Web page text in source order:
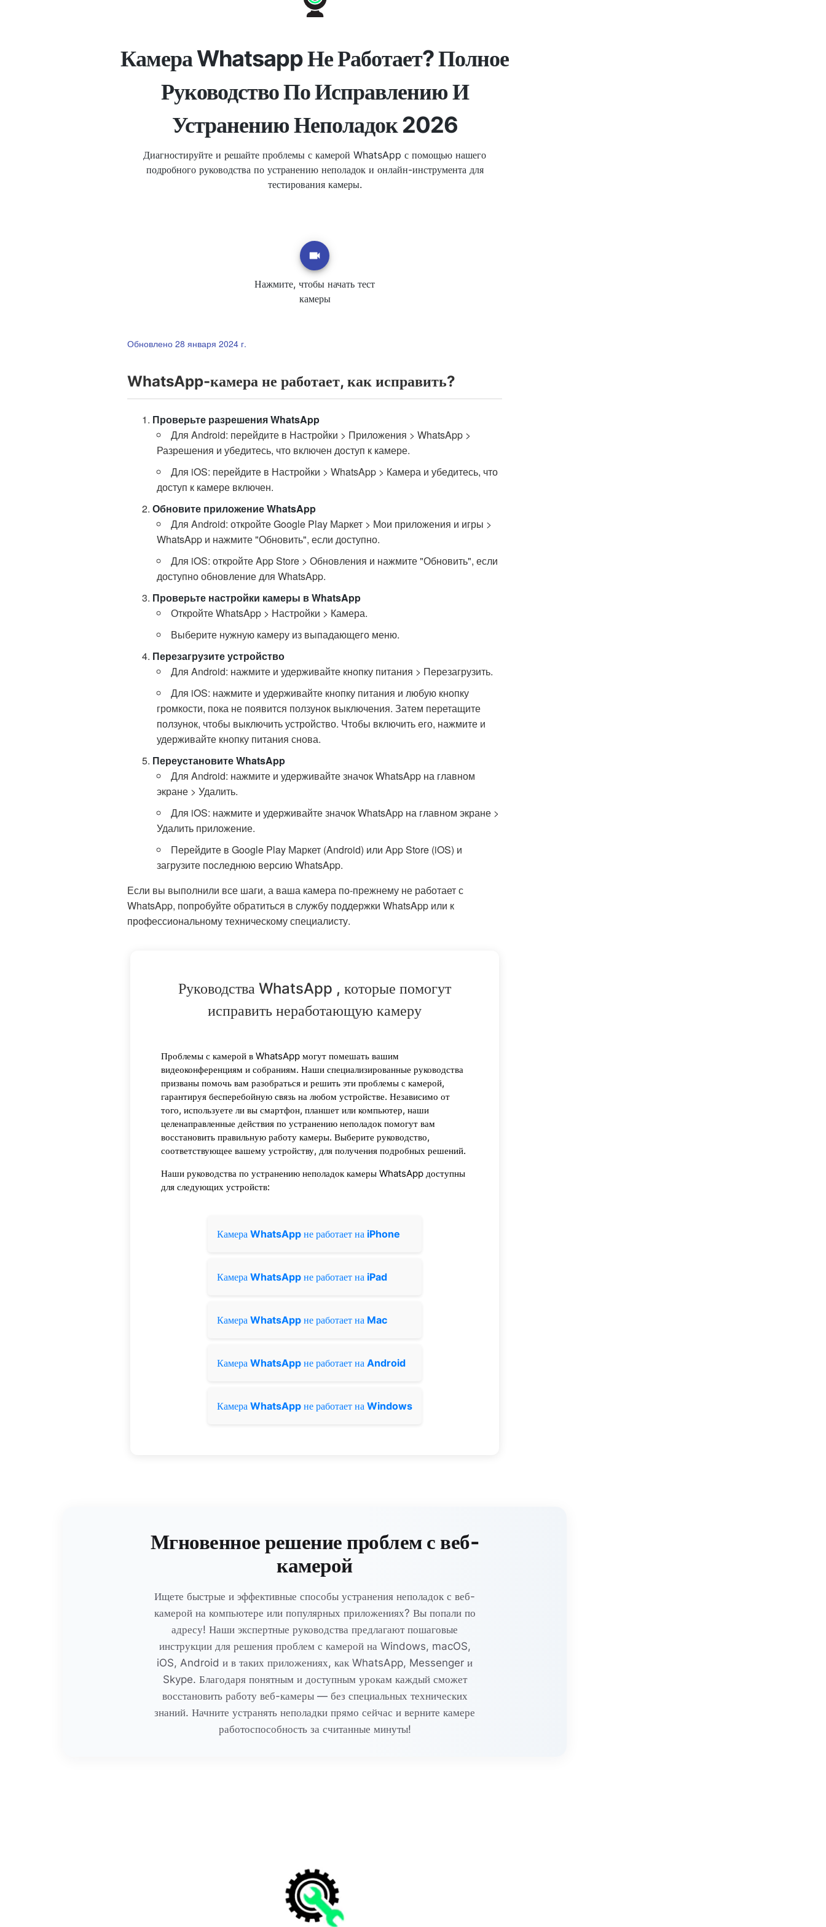
Камера Whatsapp Не Работает? Полное
Руководство По Исправлению И
Устранению Неполадок 2026
Диагностируйте и решайте проблемы с камерой WhatsApp с помощью нашего
подробного руководства по устранению неполадок и онлайн-инструмента для
тестирования камеры.
Нажмите, чтобы начать тест
камеры
Обновлено 28 января 2024 г.
WhatsApp-камера не работает, как исправить?
Проверьте разрешения WhatsApp
Для Android: перейдите в Настройки > Приложения > WhatsApp >
Разрешения и убедитесь, что включен доступ к камере.
Для iOS: перейдите в Настройки > WhatsApp > Камера и убедитесь, что
доступ к камере включен.
Обновите приложение WhatsApp
Для Android: откройте Google Play Маркет > Мои приложения и игры >
WhatsApp и нажмите "Обновить", если доступно.
Для iOS: откройте App Store > Обновления и нажмите "Обновить", если
доступно обновление для WhatsApp.
Проверьте настройки камеры в WhatsApp
Откройте WhatsApp > Настройки > Камера.
Выберите нужную камеру из выпадающего меню.
Перезагрузите устройство
Для Android: нажмите и удерживайте кнопку питания > Перезагрузить.
Для iOS: нажмите и удерживайте кнопку питания и любую кнопку
громкости, пока не появится ползунок выключения. Затем перетащите
ползунок, чтобы выключить устройство. Чтобы включить его, нажмите и
удерживайте кнопку питания снова.
Переустановите WhatsApp
Для Android: нажмите и удерживайте значок WhatsApp на главном
экране > Удалить.
Для iOS: нажмите и удерживайте значок WhatsApp на главном экране >
Удалить приложение.
Перейдите в Google Play Маркет (Android) или App Store (iOS) и
загрузите последнюю версию WhatsApp.
Если вы выполнили все шаги, а ваша камера по-прежнему не работает с
WhatsApp, попробуйте обратиться в службу поддержки WhatsApp или к
профессиональному техническому специалисту.
Руководства WhatsApp , которые помогут
исправить неработающую камеру
Проблемы с камерой в WhatsApp могут помешать вашим
видеоконференциям и собраниям. Наши специализированные руководства
призваны помочь вам разобраться и решить эти проблемы с камерой,
гарантируя бесперебойную связь на любом устройстве. Независимо от
того, используете ли вы смартфон, планшет или компьютер, наши
целенаправленные действия по устранению неполадок помогут вам
восстановить правильную работу камеры. Выберите руководство,
соответствующее вашему устройству, для получения подробных решений.
Наши руководства по устранению неполадок камеры WhatsApp доступны
для следующих устройств:
Камера WhatsApp не работает на iPhone
Камера WhatsApp не работает на iPad
Камера WhatsApp не работает на Mac
Камера WhatsApp не работает на Android
Камера WhatsApp не работает на Windows
Мгновенное решение проблем с веб-
камерой
Ищете быстрые и эффективные способы устранения неполадок с веб-
камерой на компьютере или популярных приложениях? Вы попали по
адресу! Наши экспертные руководства предлагают пошаговые
инструкции для решения проблем с камерой на Windows, macOS,
iOS, Android и в таких приложениях, как WhatsApp, Messenger и
Skype. Благодаря понятным и доступным урокам каждый сможет
восстановить работу веб-камеры — без специальных технических
знаний. Начните устранять неполадки прямо сейчас и верните камере
работоспособность за считанные минуты!